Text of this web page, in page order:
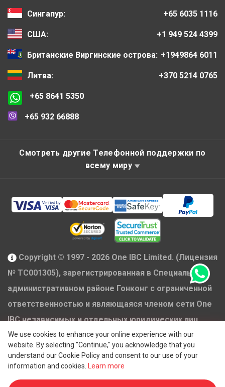
We use cookies to enhance your online experience with our
website. By selecting "Continue," you acknowledge that you
understand our Cookie Policy and consent to our use of your
information and cookies.
Learn more
Сингапур: +65 6035 1116
США: +1 949 524 4399
Британские Виргинские острова: +1949864 6011
Литва: +370 5214 0765
+65 8641 5350
+65 932 66888
Смотреть другие Телефонной поддержки по
всему миру
Copyright © 1997 - 2026 One IBC Limited. (Лицензия
№ TC001305), зарегистрированная в Специальном
административном районе Гонконг с ограниченной
ответственностью и являющаяся членом сети One
IBC независимых и отдельных юридических лиц,
аффилированных с One IBC®Group ("One IBC
Limited "), швейцарской компанией. Все права
защищены. Пожалуйста, см.Структуру One IBC
получения дополнительной информации.